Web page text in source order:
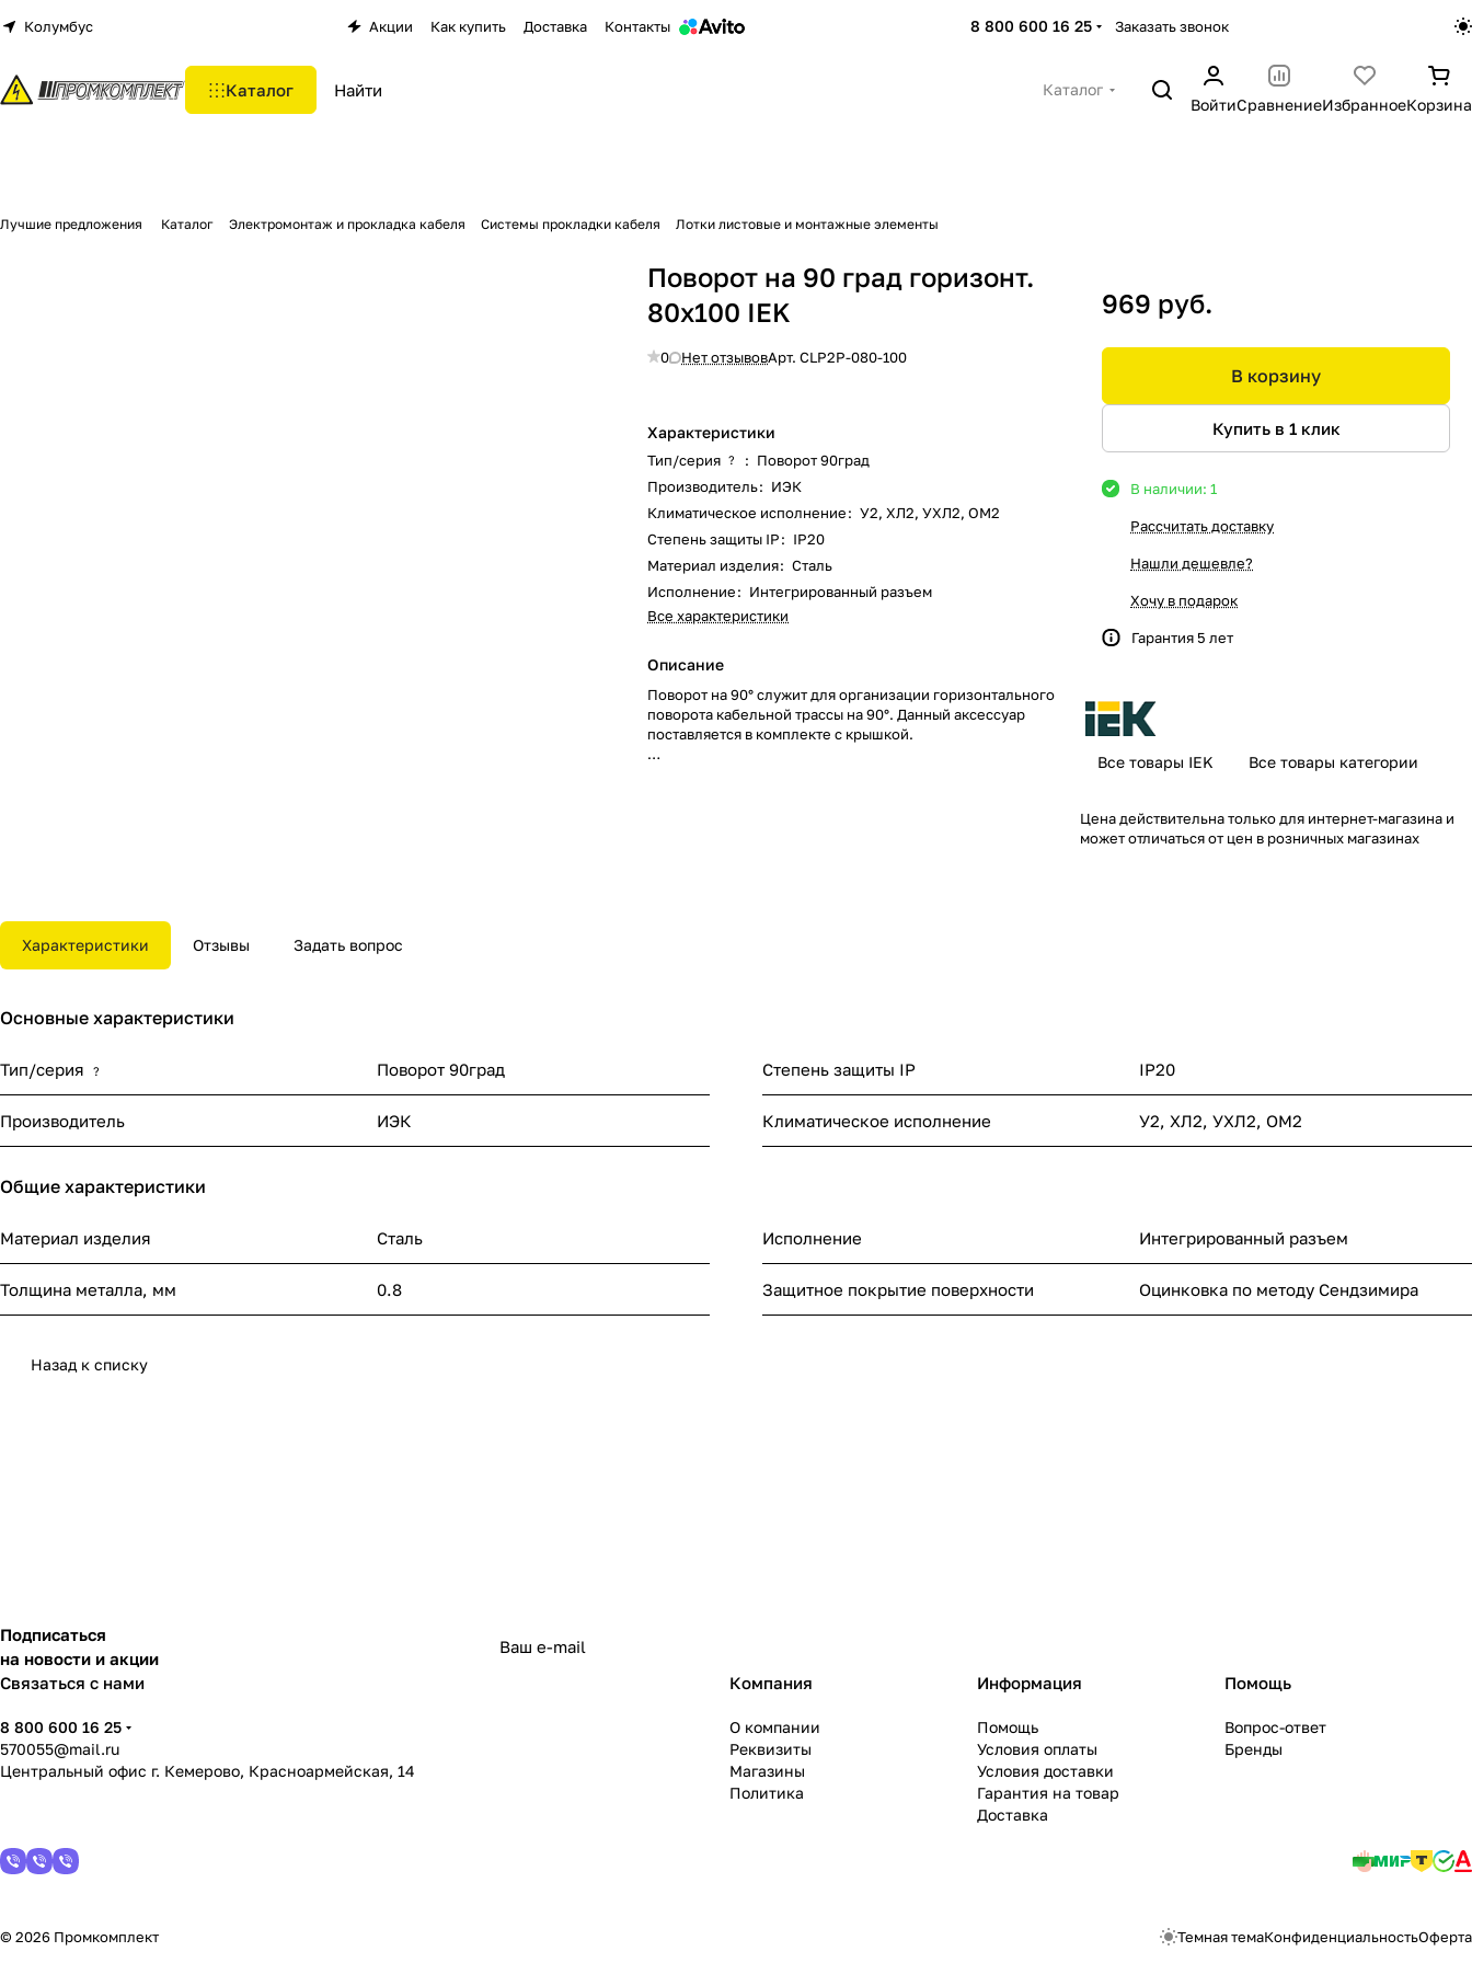
Колумбус Акции Как купить Доставка Контакты 8 800 600 16 25 Заказать звонок
Каталог
Каталог
ВойтиСравнениеИзбранноеКорзина
Лучшие предложения Каталог Электромонтаж и прокладка кабеля Системы прокладки кабеля Лотки листовые и монтажные элементы
Поворот на 90 град горизонт.
80х100 IEK
0 Нет отзывовАрт.CLP2P-080-100
Характеристики
Тип/серия ? : Поворот 90град
Производитель: ИЭК
Климатическое исполнение: У2, ХЛ2, УХЛ2, ОМ2
Степень защиты IP: IP20
Материал изделия: Сталь
Исполнение: Интегрированный разъем
Все характеристики
Описание
Поворот на 90° служит для организации горизонтального
поворота кабельной трассы на 90°. Данный аксессуар
поставляется в комплекте с крышкой.
969 руб.
В корзину
Купить в 1 клик
В наличии: 1
Рассчитать доставку
Нашли дешевле?
Хочу в подарок
Гарантия 5 лет
Все товары IEK Все товары категории
Цена действительна только для интернет-магазина и
может отличаться от цен в розничных магазинах
Характеристики Отзывы Задать вопрос
Основные характеристики
Тип/серия ? Поворот 90град Степень защиты IP IP20
Производитель ИЭК Климатическое исполнение У2, ХЛ2, УХЛ2, ОМ2
Общие характеристики
Материал изделия Сталь Исполнение Интегрированный разъем
Толщина металла, мм 0.8 Защитное покрытие поверхности Оцинковка по методу Сендзимира
Назад к списку
Подписаться
на новости и акции
Связаться с нами
8 800 600 16 25
570055@mail.ru
Центральный офис г. Кемерово, Красноармейская, 14
Компания
О компании
Реквизиты
Магазины
Политика
Информация
Помощь
Условия оплаты
Условия доставки
Гарантия на товар
Доставка
Помощь
Вопрос-ответ
Бренды
© 2026 Промкомплект Темная темаКонфиденциальностьОферта